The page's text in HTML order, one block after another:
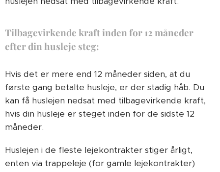
Tilbagevirkende kraft inden for 12 måneder
efter din husleje steg:
Hvis det er mere end 12 måneder siden, at du
første gang betalte husleje, er der stadig håb. Du
kan få huslejen nedsat med tilbagevirkende kraft,
hvis din husleje er steget inden for de sidste 12
måneder.
Huslejen i de fleste lejekontrakter stiger årligt,
enten via trappeleje (for gamle lejekontrakter)